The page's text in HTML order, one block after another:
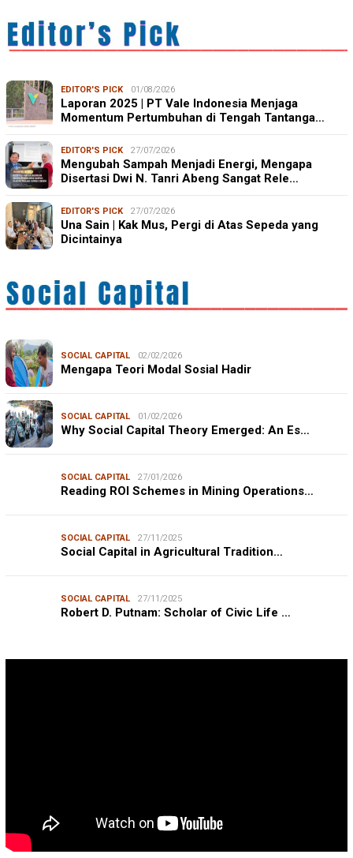
EDITOR'S PICK 01/08/2026
Laporan 2025 | PT Vale Indonesia Menjaga
Momentum Pertumbuhan di Tengah Tantanga…
EDITOR'S PICK 27/07/2026
Mengubah Sampah Menjadi Energi, Mengapa
Disertasi Dwi N. Tanri Abeng Sangat Rele…
EDITOR'S PICK 27/07/2026
Una Sain | Kak Mus, Pergi di Atas Sepeda yang
Dicintainya
SOCIAL CAPITAL 02/02/2026
Mengapa Teori Modal Sosial Hadir
SOCIAL CAPITAL 01/02/2026
Why Social Capital Theory Emerged: An Es…
SOCIAL CAPITAL 27/01/2026
Reading ROI Schemes in Mining Operations…
SOCIAL CAPITAL 27/11/2025
Social Capital in Agricultural Tradition…
SOCIAL CAPITAL 27/11/2025
Robert D. Putnam: Scholar of Civic Life …